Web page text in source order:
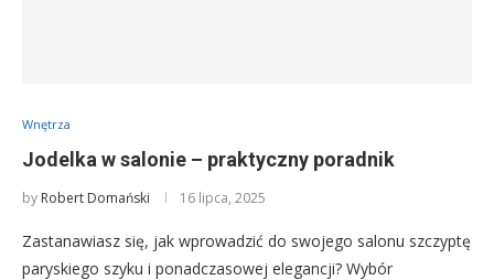
Wnętrza
Jodelka w salonie – praktyczny poradnik
by Robert Domański 16 lipca, 2025
Zastanawiasz się, jak wprowadzić do swojego salonu szczyptę
paryskiego szyku i ponadczasowej elegancji? Wybór